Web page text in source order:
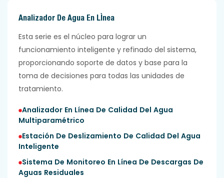
Analizador De Agua En Línea
Esta serie es el núcleo para lograr un
funcionamiento inteligente y refinado del sistema,
proporcionando soporte de datos y base para la
toma de decisiones para todas las unidades de
tratamiento.
Analizador En Línea De Calidad Del Agua
Multiparamétrico
Estación De Deslizamiento De Calidad Del Agua
Inteligente
Sistema De Monitoreo En Línea De Descargas De
Aguas Residuales